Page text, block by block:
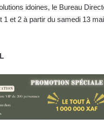
idoines, le Bureau
1 et 2 à partir du samedi 13